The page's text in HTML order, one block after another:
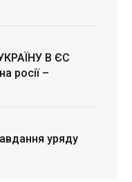
В ЄС
росії –
уряду